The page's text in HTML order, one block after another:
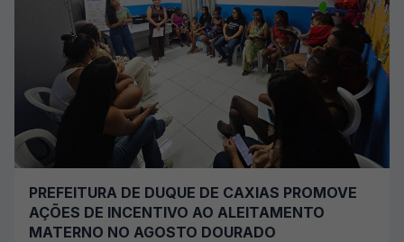
PREFEITURA DE DUQUE DE CAXIAS PROMOVE
AÇÕES DE INCENTIVO AO ALEITAMENTO
MATERNO NO AGOSTO DOURADO